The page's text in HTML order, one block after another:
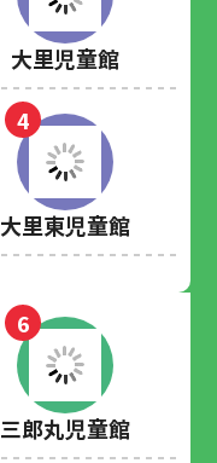
大里児童館
4
大里東児童館
6
三郎丸児童館